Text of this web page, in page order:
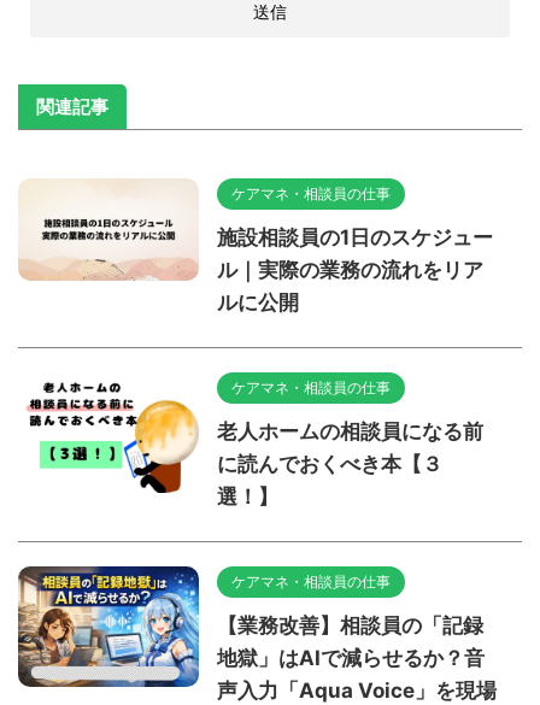
関連記事
ケアマネ・相談員の仕事
施設相談員の1日のスケジュー
ル｜実際の業務の流れをリア
ルに公開
ケアマネ・相談員の仕事
老人ホームの相談員になる前
に読んでおくべき本【３
選！】
ケアマネ・相談員の仕事
【業務改善】相談員の「記録
地獄」はAIで減らせるか？音
声入力「Aqua Voice」を現場